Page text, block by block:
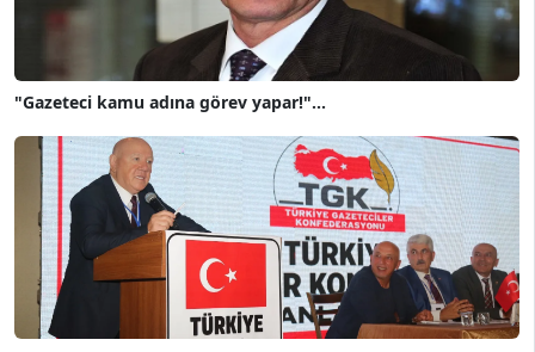
"Gazeteci kamu adına görev yapar!"...